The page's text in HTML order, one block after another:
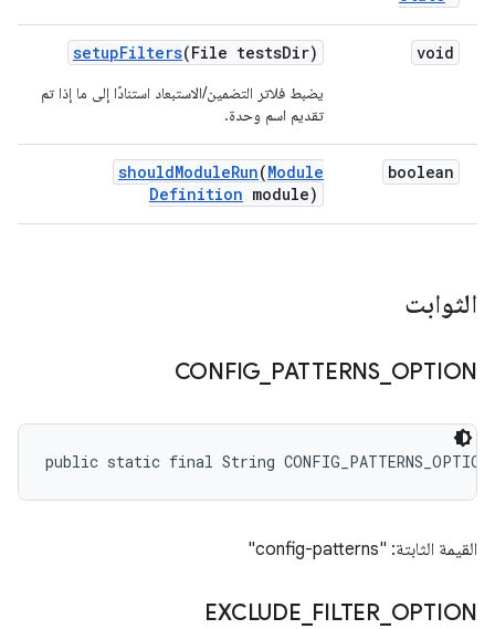
void
setupFilters(File testsDir)
يضبط فلاتر التضمين/الاستبعاد استنادًا إلى ما إذا تم
تقديم اسم وحدة.
boolean
shouldModuleRun(Module
Definition module)
الثوابت
CONFIG PATTERNS_ OPTION
public static final String CONFIG_PATTERNS_OPTION
القيمة الثابتة: "config-patterns"
EXCLUDE FILTER_ OPTION